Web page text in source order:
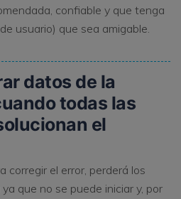
confiable y que tenga
usuario) que sea amigable.
datos de la
todas las
el
corregir el error, perderá los
que no se puede iniciar y, por